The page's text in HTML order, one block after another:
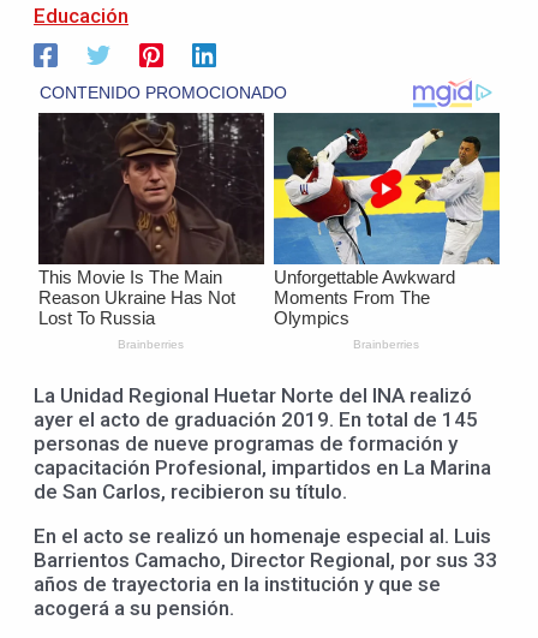
Educación
La Unidad Regional Huetar Norte del INA realizó
ayer el acto de graduación 2019. En total de 145
personas de nueve programas de formación y
capacitación Profesional, impartidos en La Marina
de San Carlos, recibieron su título.
En el acto se realizó un homenaje especial al. Luis
Barrientos Camacho, Director Regional, por sus 33
años de trayectoria en la institución y que se
acogerá a su pensión.